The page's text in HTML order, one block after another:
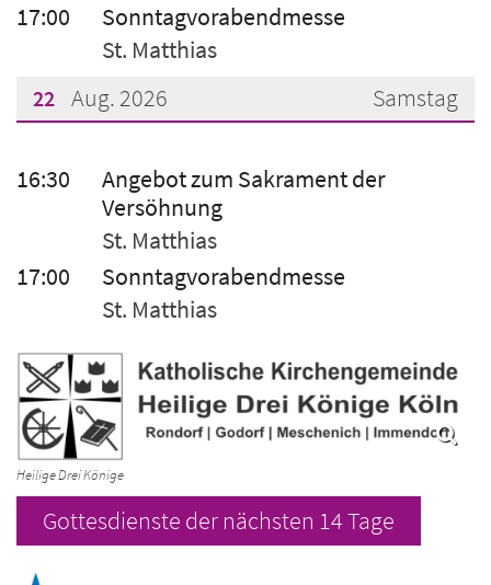
17:00
Sonntagvorabendmesse
St. Matthias
Samstag
22 Aug. 2026
???msg.page.sr.date??? 22. August 2026
16:30
Angebot zum Sakrament der
Versöhnung
St. Matthias
17:00
Sonntagvorabendmesse
St. Matthias
Heilige Drei Könige
Gottesdienste der nächsten 14 Tage